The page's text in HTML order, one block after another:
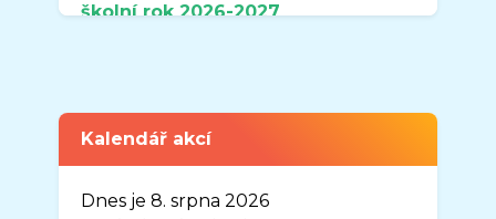
školní rok2026-2027
Zveřejněno: 7.4.2026
Uzavření organizace MŠ Sluníčko v
době od 3.8.2026-31.8.2026
oznamuji Vám, že organizace MŠ
Kalendář akcí
Dnes je 8. srpna 2026